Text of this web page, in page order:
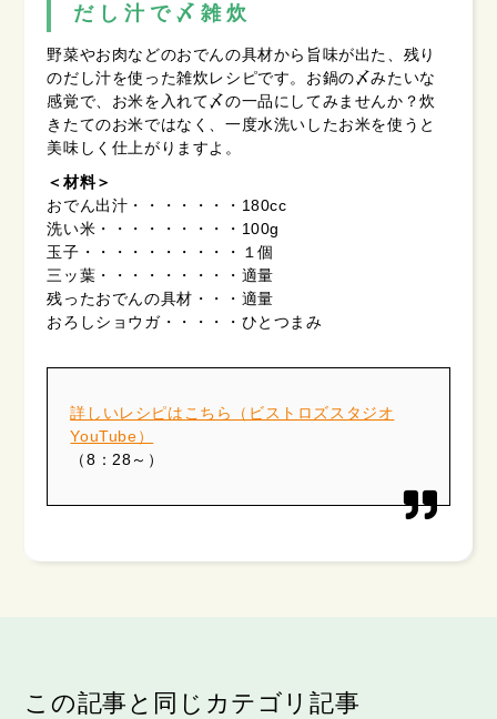
だし汁で〆雑炊
野菜やお肉などのおでんの具材から旨味が出た、残り
のだし汁を使った雑炊レシピです。お鍋の〆みたいな
感覚で、お米を入れて〆の一品にしてみませんか？炊
きたてのお米ではなく、一度水洗いしたお米を使うと
美味しく仕上がりますよ。
＜材料＞
おでん出汁・・・・・・・180cc
洗い米・・・・・・・・・100g
玉子・・・・・・・・・・１個
三ッ葉・・・・・・・・・適量
残ったおでんの具材・・・適量
おろしショウガ・・・・・ひとつまみ
詳しいレシピはこちら（ビストロズスタジオ
YouTube）
（8：28～）
この記事と同じカテゴリ記事